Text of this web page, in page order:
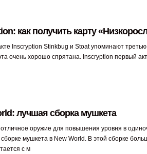
как получить карту
Inscryption Stinkbug и Stoat упоминают
очень хорошо спрятана. Inscryption первый
лучшая сборка мушкета
оружие для повышения уровня в
мушкета в New World. В этой сборке
с м